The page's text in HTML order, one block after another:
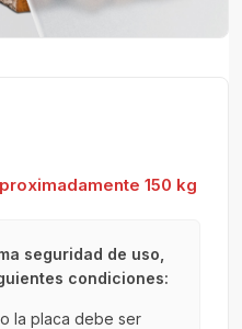
150 kg
seguridad de uso,
condiciones:
la placa debe ser